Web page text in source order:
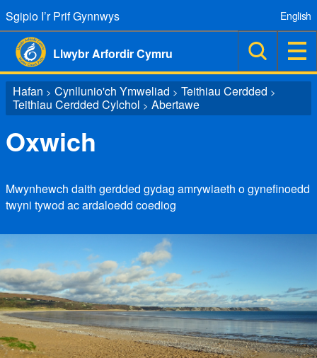
Sgipio I’r Prif Gynnwys
Llwybr Arfordir Cymru
English
Hafan > Cynllunio'ch Ymweliad > Teithiau Cerdded >
Teithiau Cerdded Cylchol > Abertawe
Oxwich
Mwynhewch daith gerdded gydag amrywiaeth o gynefinoedd
twyni tywod ac ardaloedd coediog